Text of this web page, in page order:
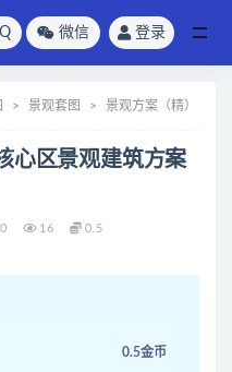
微信 登录
景观套图 景观方案（精）
心区景观建筑方案
0 16 0.5
0.5金币